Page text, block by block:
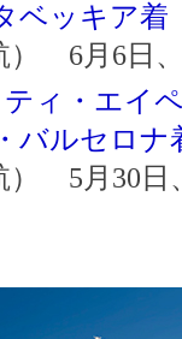
ベッキア着
） 6月6日
ィ・エ
バルセロナ
） 5月30日